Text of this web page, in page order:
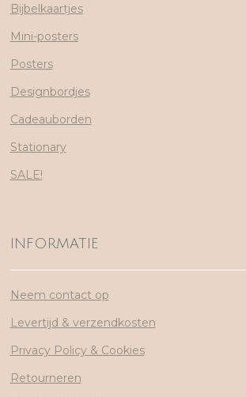
Bijbelkaartjes
Mini-posters
Posters
Designbordjes
Cadeauborden
Stationary
SALE!
INFORMATIE
Neem contact op
Levertijd & verzendkosten
Privacy Policy & Cookies
Retourneren